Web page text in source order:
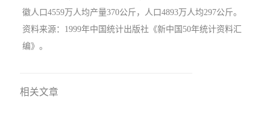
徽人口4559万人均产量370公斤，人口4893万人均297公斤。
资料来源：1999年中国统计出版社《新中国50年统计资料汇
编》。
相关文章